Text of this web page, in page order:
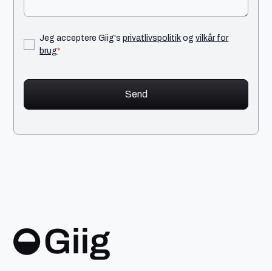
Jeg acceptere Giig'sprivatlivspolitikogvilkår for
brug*